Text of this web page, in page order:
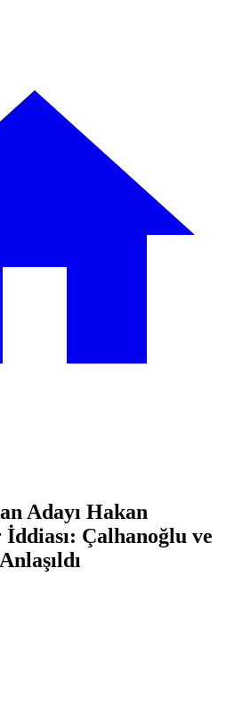
Adayı Hakan
Çalhanoğlu ve